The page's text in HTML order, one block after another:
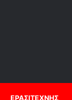
ΕΡΑΣΙΤΕΧΝΗΣ